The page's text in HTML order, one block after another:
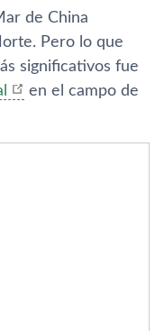
de China
Pero lo que
significativos fue
en el campo de